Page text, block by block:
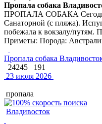
Пропала собака
ПРОПАЛА СОБАКА
Санаторной (с пляжа).
побежала к вокзалу/путям.
Приметы: Порода:
Пропала собака
24245
191
23 июля 2026
пропала
Владивосток